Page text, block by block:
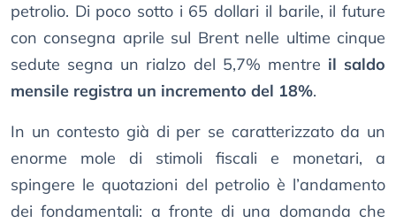
petrolio. Di poco sotto i 65 dollari il barile, il future
con consegna aprile sul Brent nelle ultime cinque
sedute segna un rialzo del 5,7% mentre il saldo
mensile registra un incremento del 18%.
In un contesto già di per se caratterizzato da un
enorme mole di stimoli fiscali e monetari, a
spingere le quotazioni del petrolio è l’andamento
dei fondamentali: a fronte di una domanda che